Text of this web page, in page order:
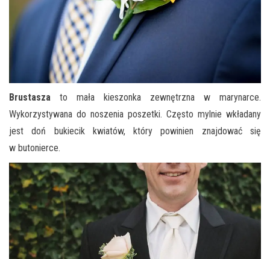
Brustasza to mała kieszonka zewnętrzna w marynarce.
Wykorzystywana do noszenia poszetki. Często mylnie wkładany
jest doń bukiecik kwiatów, który powinien znajdować się
w butonierce.